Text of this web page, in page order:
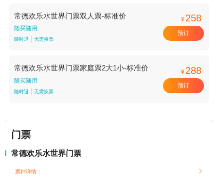
常德欢乐水世界门票双人票-标准价
随买随用
随时退 无需换票
¥ 258
预订
常德欢乐水世界门票家庭票2大1小-标准价
随买随用
随时退 无需换票
¥ 288
预订
门票
常德欢乐水世界门票
票种详情： 